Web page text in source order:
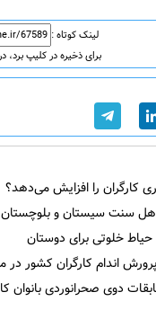
لینک کوتاه :
برای ذخیره در کلیپ برد،
کارگران را افزایش می‌دهد؟
سنت سیستان و بلوچستان
خلوتی برای دوستان
اندام کارگران کشور در
دوی صحرانوردی بانوان